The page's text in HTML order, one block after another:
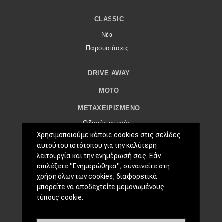
CLASSIC
Νέα
Παρουσιάσεις
DRIVE AWAY
MOTO
ΜΕΤΑΧΕΙΡΙΣΜΈΝΟ
Οδηγός αγοράς
Συμβουλές
ΧΡΗΣΤΙΚΆ
Συμβουλές
ΚΤΕΟ
Χρησιμοποιούμε κάποια cookies στις σελίδες
αυτού του ιστότοπου για την καλύτερη
λειτουργία και την ενημέρωσή σας. Εάν
επιλέξετε "Ενημερώθηκα", συναινείτε στη
χρήση όλων των cookies, διαφορετικά
μπορείτε να αποδεχτείτε μεμονωμένους
τύπους cookie.